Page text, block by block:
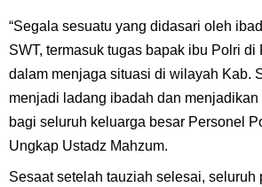
“Segala sesuatu yang didasari oleh
SWT, termasuk tugas bapak ibu Polri di
dalam menjaga situasi di wilayah Kab.
menjadi ladang ibadah dan menjadikan
bagi seluruh keluarga besar Personel
Ungkap Ustadz Mahzum.
Sesaat setelah tauziah selesai, seluruh